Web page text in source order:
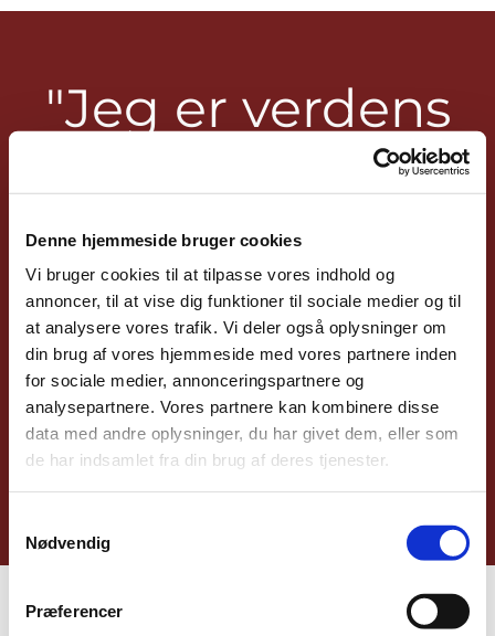
Denne hjemmeside bruger cookies
Vi bruger cookies til at tilpasse vores indhold og
annoncer, til at vise dig funktioner til sociale medier og til
at analysere vores trafik. Vi deler også oplysninger om
din brug af vores hjemmeside med vores partnere inden
for sociale medier, annonceringspartnere og
analysepartnere. Vores partnere kan kombinere disse
data med andre oplysninger, du har givet dem, eller som
de har indsamlet fra din brug af deres tjenester.
Nødvendig
Præferencer
"Jeg er verdens
lys. Den, der
følger mig, skal
aldrig vandre i
mørket, men
have livets lys."